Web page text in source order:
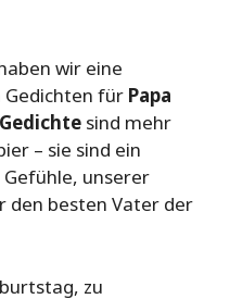
wir eine
Gedichten für Papa
Gedichte sind mehr
– sie sind ein
unserer
den besten Vater der
zu